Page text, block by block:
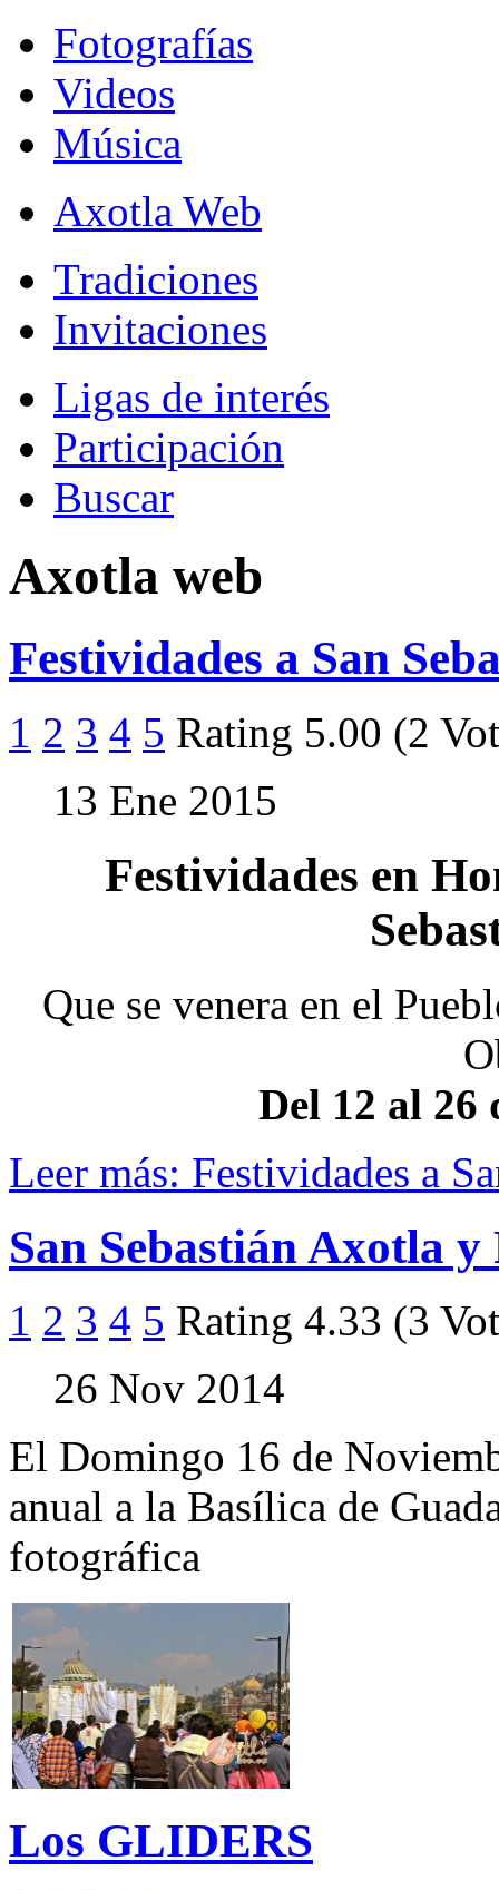
Fotografías
Videos
Música
Axotla Web
Tradiciones
Invitaciones
Ligas de interés
Participación
Buscar
Axotla web
Festividades a San
1 2 3 4 5 Rating 5.00 (2
13 Ene 2015
Festividades en
Que se venera en el
Del 12 al 26
Leer más: Festividades a
San Sebastián Axotla
1 2 3 4 5 Rating 4.33 (3
26 Nov 2014
El Domingo 16 de
anual a la Basílica de
fotográfica
Los GLIDERS